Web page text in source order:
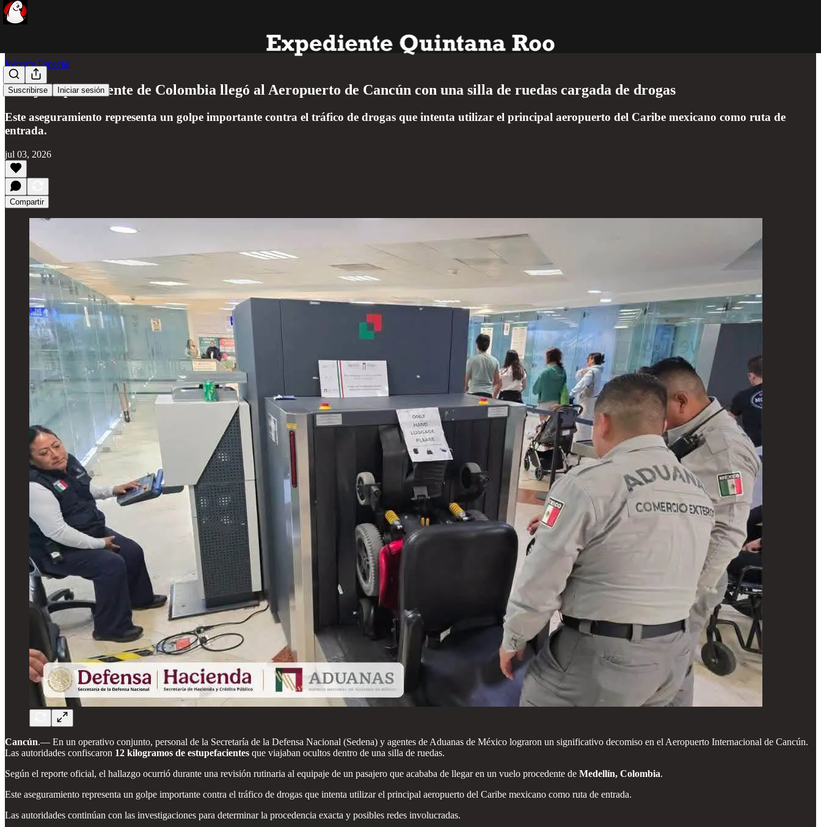
Suscribirse Iniciar sesión
Reporte Especial
Pasajero procedente de Colombia llegó al Aeropuerto de Cancún con una silla de ruedas cargada de drogas
Este aseguramiento representa un golpe importante contra el tráfico de drogas que intenta utilizar el principal aeropuerto del Caribe mexicano como ruta de
entrada.
jul 03, 2026
Compartir
Cancún.— En un operativo conjunto, personal de la Secretaría de la Defensa Nacional (Sedena) y agentes de Aduanas de México lograron un significativo decomiso en el Aeropuerto Internacional de Cancún.
Las autoridades confiscaron 12 kilogramos de estupefacientes que viajaban ocultos dentro de una silla de ruedas.
Según el reporte oficial, el hallazgo ocurrió durante una revisión rutinaria al equipaje de un pasajero que acababa de llegar en un vuelo procedente de Medellín, Colombia.
Este aseguramiento representa un golpe importante contra el tráfico de drogas que intenta utilizar el principal aeropuerto del Caribe mexicano como ruta de entrada.
Las autoridades continúan con las investigaciones para determinar la procedencia exacta y posibles redes involucradas.